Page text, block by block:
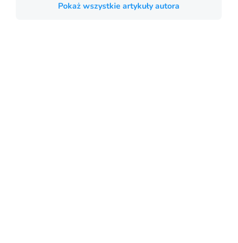
Pokaż wszystkie artykuły autora